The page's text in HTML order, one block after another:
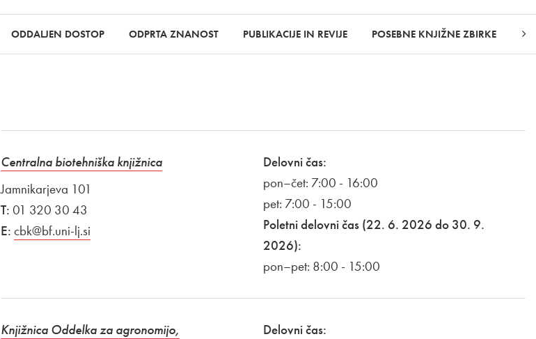
ODDALJEN DOSTOP ODPRTA ZNANOST PUBLIKACIJE IN REVIJE POSEBNE KNJIŽNE ZBIRKE
Centralna biotehniška knjižnica
Jamnikarjeva 101
T: 01 320 30 43
E: cbk@bf.uni-lj.si
Delovni čas:
pon–čet: 7:00 - 16:00
pet: 7:00 - 15:00
Poletni delovni čas (22. 6. 2026 do 30. 9.
2026):
pon–pet: 8:00 - 15:00
Knjižnica Oddelka za agronomijo,
Delovni čas: